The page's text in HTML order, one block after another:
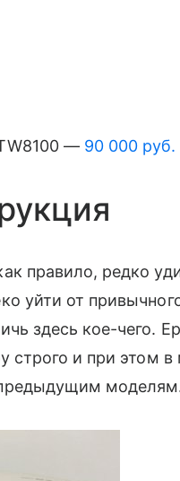
— 90 000 руб.
правило, редко
уйти от
здесь кое-чего.
строго и при этом